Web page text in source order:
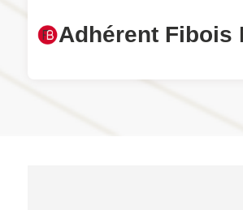
Adhérent Fibois